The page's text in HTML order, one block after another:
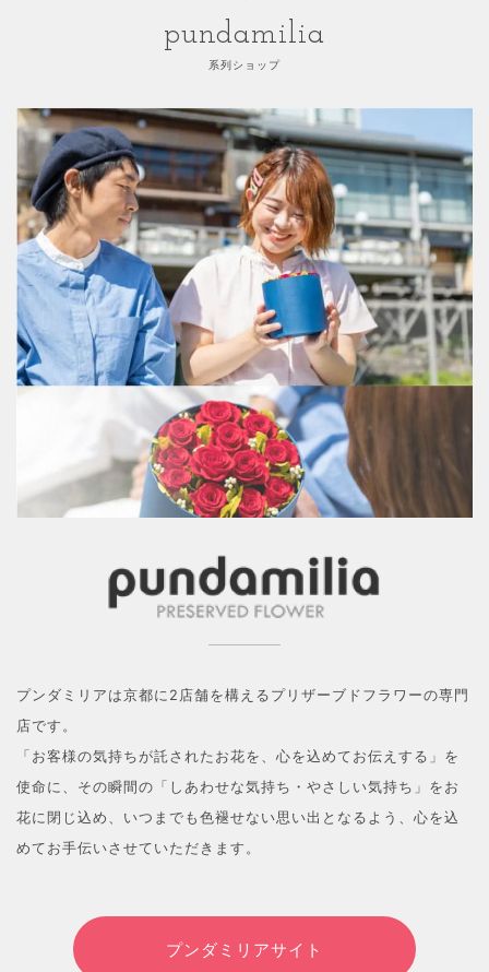
pundamilia
系列ショップ
プンダミリアは京都に2店舗を構えるプリザーブドフラワーの専門
店です。
「お客様の気持ちが託されたお花を、心を込めてお伝えする」を
使命に、その瞬間の「しあわせな気持ち・やさしい気持ち」をお
花に閉じ込め、いつまでも色褪せない思い出となるよう、心を込
めてお手伝いさせていただきます。
プンダミリアサイト